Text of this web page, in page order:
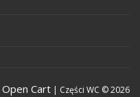
Open Cart | Części WC © 2026